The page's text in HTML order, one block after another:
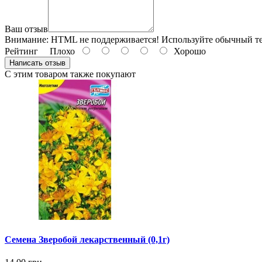
Ваш отзыв
Внимание: HTML не поддерживается! Используйте обычный
Рейтинг Плохо Хорошо
Написать отзыв
С этим товаром также покупают
Семена Зверобой лекарственный (0,1г)